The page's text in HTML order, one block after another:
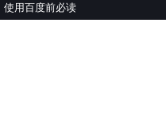
使用百度前必读